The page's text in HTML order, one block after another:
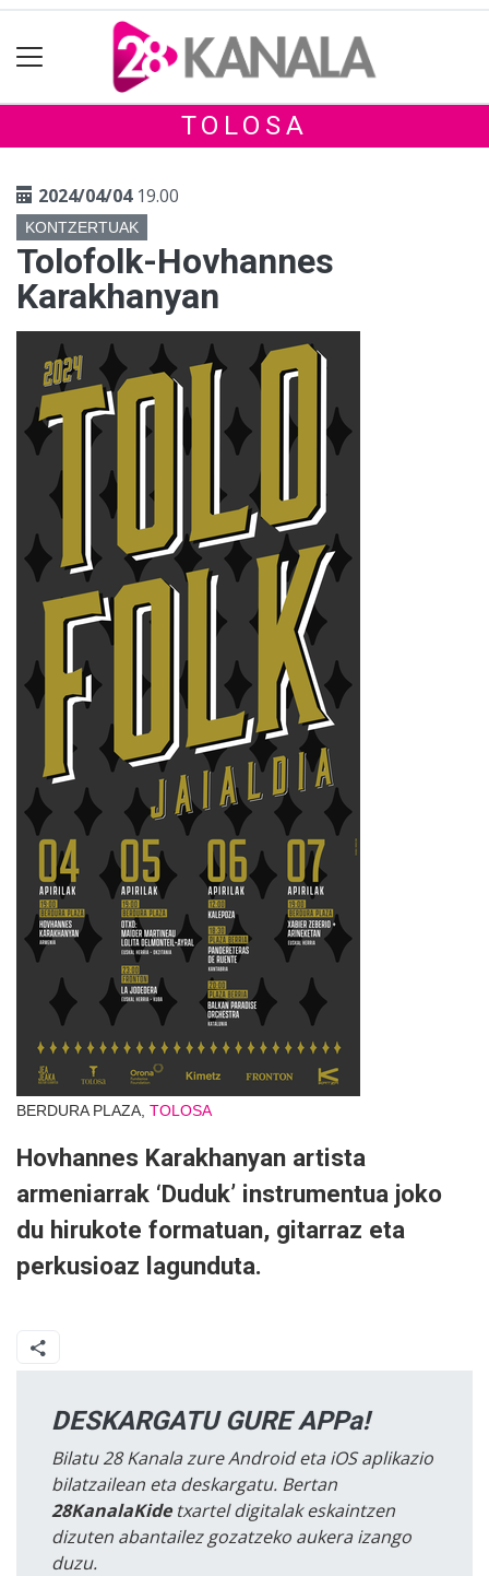
TOLOSA
2024/04/0419.00
KONTZERTUAK
Tolofolk-Hovhannes
Karakhanyan
BERDURA PLAZA, TOLOSA
Hovhannes Karakhanyan artista
armeniarrak ‘Duduk’ instrumentua joko
du hirukote formatuan, gitarraz eta
perkusioaz lagunduta.
DESKARGATU GURE APPa!
Bilatu 28 Kanala zure Android eta iOS aplikazio
bilatzailean eta deskargatu. Bertan
28KanalaKidetxartel digitalak eskaintzen
dizuten abantailez gozatzeko aukera izango
duzu.